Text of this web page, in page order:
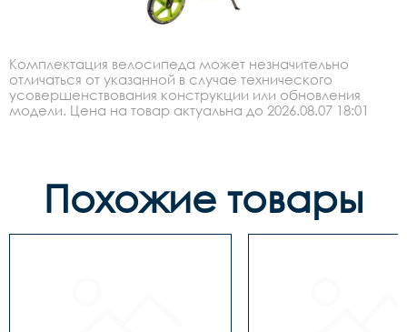
Комплектация велосипеда может незначительно
отличаться от указанной в случае технического
усовершенствования конструкции или обновления
модели. Цена на товар актуальна до 2026.08.07 18:01
Похожие товары